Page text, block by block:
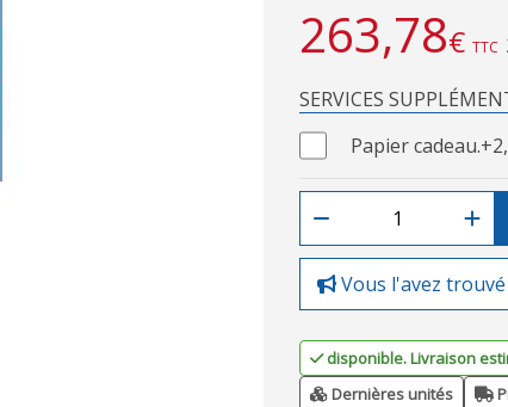
263,78€ TTC
SERVICES
Papier cadeau.
Vous l'avez
disponible. Livraison
Dernières unités